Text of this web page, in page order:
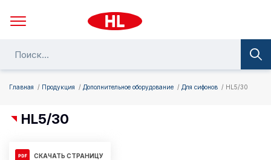
Главная Продукция Дополнительное оборудование Для сифонов HL5/30
HL5/30
СКАЧАТЬ СТРАНИЦУ